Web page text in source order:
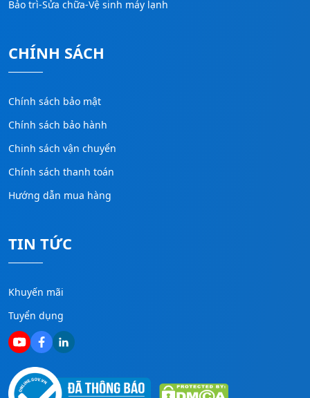
Bảo trì-Sửa chữa-Vệ sinh máy lạnh
CHÍNH SÁCH
Chính sách bảo mật
Chính sách bảo hành
Chinh sách vận chuyển
Chính sách thanh toán
Hướng dẫn mua hàng
TIN TỨC
Khuyến mãi
Tuyển dụng